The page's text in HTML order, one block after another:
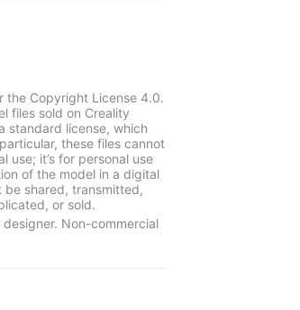
the Copyright License 4.0.
files sold on Creality
standard license, which
these files cannot
use; it’s for personal use
of the model in a digital
shared, transmitted,
or sold.
Non-commercial